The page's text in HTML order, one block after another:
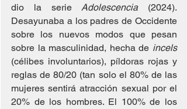
dio la serie Adolescencia (2024).
Desayunaba a los padres de Occidente
sobre los nuevos modos que pesan
sobre la masculinidad, hecha de incels
(célibes involuntarios), píldoras rojas y
reglas de 80/20 (tan solo el 80% de las
mujeres sentirá atracción sexual por el
20% de los hombres. El 100% de los